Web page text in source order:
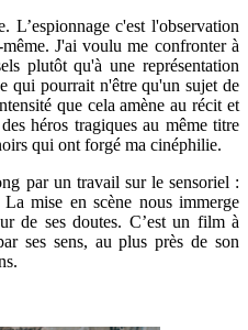
L’espionnage c'est l'observation
J'ai voulu me confronter à
plutôt qu'à une représentation
qui pourrait n'être qu'un sujet de
que cela amène au récit et
héros tragiques au même titre
qui ont forgé ma cinéphilie.
par un travail sur le sensoriel :
mise en scène nous immerge
de ses doutes. C’est un film à
ses sens, au plus près de son